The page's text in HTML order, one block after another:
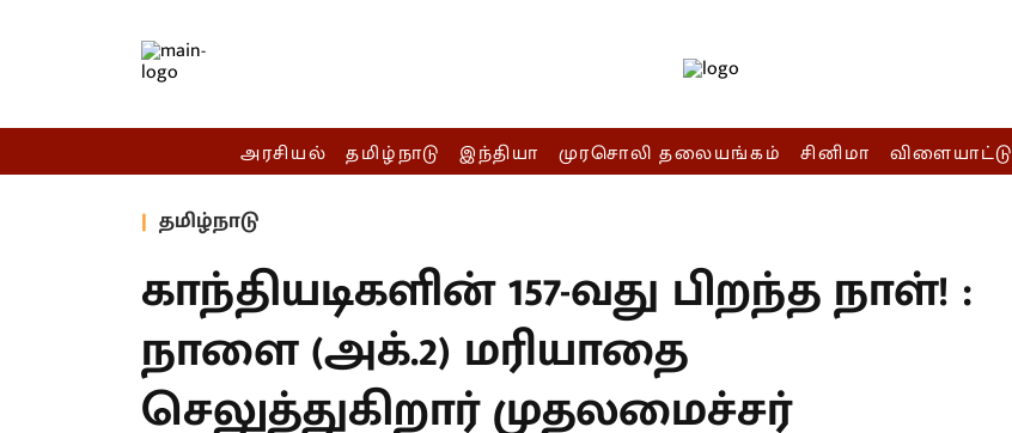
அரசியல் தமிழ்நாடு இந்தியா முரசொலி தலையங்கம் சினிமா விளையாட்டு
தமிழ்நாடு
காந்தியடிகளின் 157-வது பிறந்த நாள்! :
நாளை (அக்.2) மரியாதை
செலுத்துகிறார் முதலமைச்சர்